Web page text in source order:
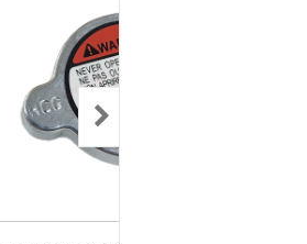
우찌핀.바닥핀
패스너 파스너도어트림
도어스티커